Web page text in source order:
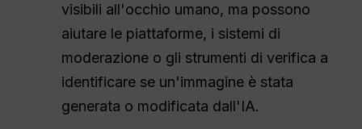
visibili all'occhio umano, ma possono
aiutare le piattaforme, i sistemi di
moderazione o gli strumenti di verifica a
identificare se un'immagine è stata
generata o modificata dall'IA.